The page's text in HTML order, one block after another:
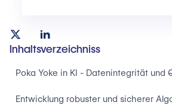
Inhaltsverzeichniss
Poka Yoke in KI - Datenintegrität und
Entwicklung robuster und sicherer